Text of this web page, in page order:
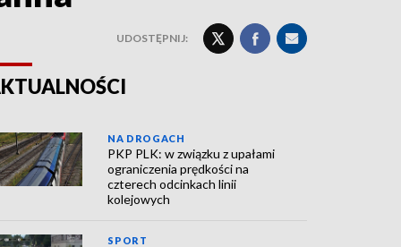
UDOSTĘPNIJ:
NA DROGACH
PKP PLK: w związku z upałami
ograniczenia prędkości na
czterech odcinkach linii
kolejowych
SPORT